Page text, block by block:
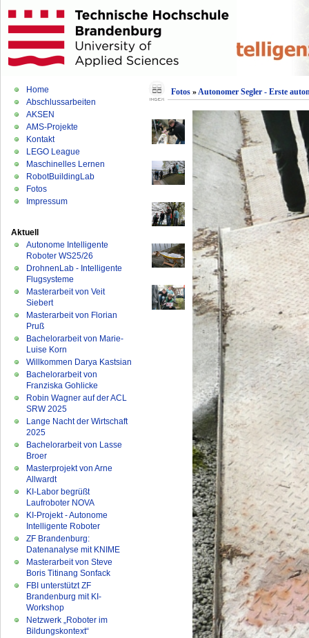
Home
Abschlussarbeiten
AKSEN
AMS-Projekte
Kontakt
LEGO League
Maschinelles Lernen
RobotBuildingLab
Fotos
Impressum
Aktuell
Autonome Intelligente
Roboter WS25/26
DrohnenLab - Intelligente
Flugsysteme
Masterarbeit von Veit
Siebert
Masterarbeit von Florian
Pruß
Bachelorarbeit von Marie-
Luise Korn
Willkommen Darya Kastsian
Bachelorarbeit von
Franziska Gohlicke
Robin Wagner auf der ACL
SRW 2025
Lange Nacht der Wirtschaft
2025
Bachelorarbeit von Lasse
Broer
Masterprojekt von Arne
Allwardt
KI-Labor begrüßt
Laufroboter NOVA
KI-Projekt - Autonome
Intelligente Roboter
ZF Brandenburg:
Datenanalyse mit KNIME
Masterarbeit von Steve
Boris Titinang Sonfack
FBI unterstützt ZF
Brandenburg mit KI-
Workshop
Netzwerk „Roboter im
Bildungskontext“
Fotos»Autonomer Segler - Erste